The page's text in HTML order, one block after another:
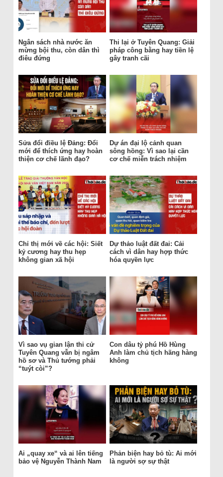
Ngân sách nhà nước ăn
mừng bội thu, còn dân thì
điêu đứng
Thi lại ở Tuyên Quang: Giải
pháp công bằng hay tiền lệ
gây tranh cãi
Sửa đổi điều lệ Đảng: Đổi
mới để thích ứng hay hoàn
thiện cơ chế lãnh đạo?
Dự án đại lộ cảnh quan
sông hồng: Vì sao lại cần
cơ chế miễn trách nhiệm
Chỉ thị mới về các hội: Siết
kỷ cương hay thu hẹp
không gian xã hội
Dự thảo luật đất đai: Cải
cách vì dân hay hợp thức
hóa quyền lực
Vì sao vụ gian lận thi cử
Tuyên Quang vẫn bị ngâm
hồ sơ và Thủ tướng phải
“tuýt còi”?
Con dâu tỷ phú Hồ Hùng
Anh làm chủ tịch hãng hàng
không
Ai „quay xe“ và ai lên tiếng
bảo vệ Nguyễn Thành Nam
Phản biện hay bỏ tù: Ai mới
là người sợ sự thật